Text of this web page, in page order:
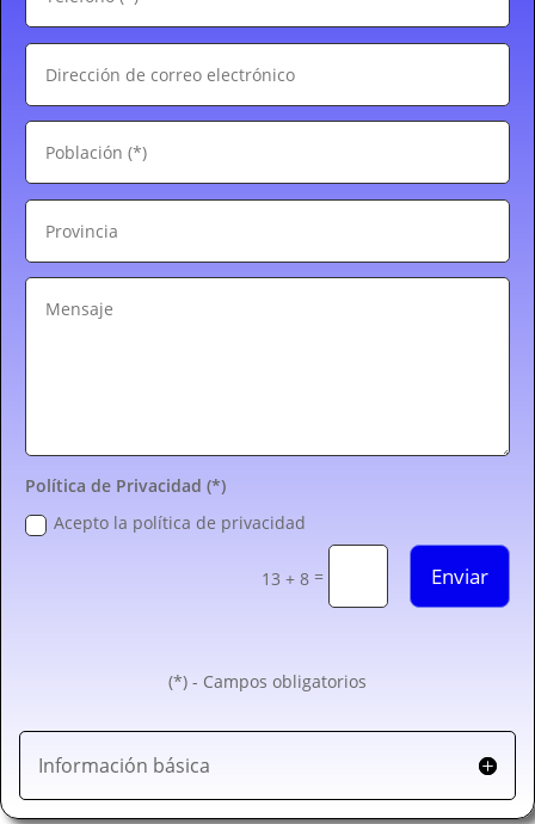
Política de Privacidad (*)
Acepto la política de privacidad
13 + 8 = Enviar
(*) - Campos obligatorios
Información básica